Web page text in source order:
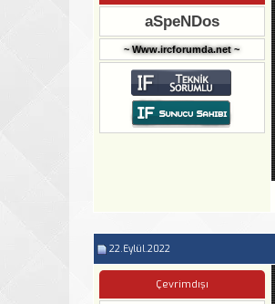
aSpeNDos
~ Www.ircforumda.net ~
22.Eylül.2022
Çevrimdışı